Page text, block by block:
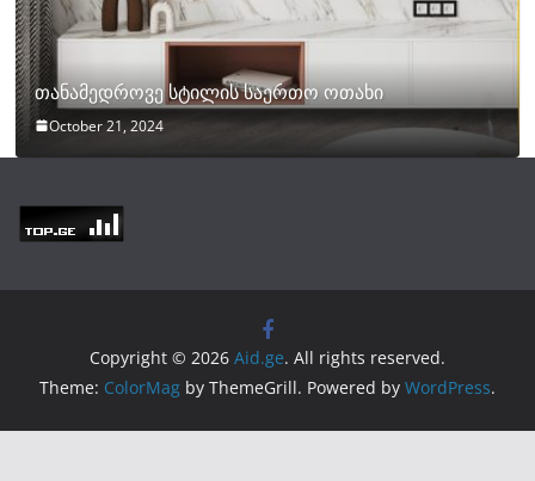
თანამედროვე სტილის საერთო ოთახი
October 21, 2024
Copyright © 2026 Aid.ge. All rights reserved.
Theme: ColorMag by ThemeGrill. Powered by WordPress.